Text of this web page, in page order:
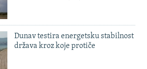
Dunav testira energetsku stabilnost
država kroz koje protiče